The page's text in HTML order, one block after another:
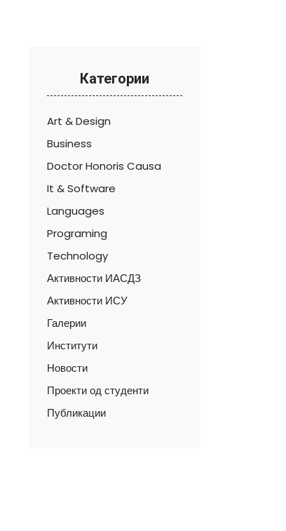
Категории
Art & Design
Business
Doctor Honoris Causa
It & Software
Languages
Programing
Technology
Активности ИАСДЗ
Активности ИСУ
Галерии
Институти
Новости
Проекти од студенти
Публикации